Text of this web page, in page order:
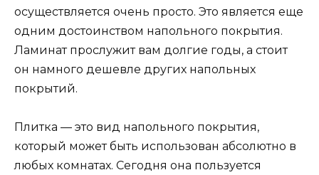
осуществляется очень просто. Это является еще
одним достоинством напольного покрытия.
Ламинат прослужит вам долгие годы, а стоит
он намного дешевле других напольных
покрытий.
Плитка — это вид напольного покрытия,
который может быть использован абсолютно в
любых комнатах. Сегодня она пользуется